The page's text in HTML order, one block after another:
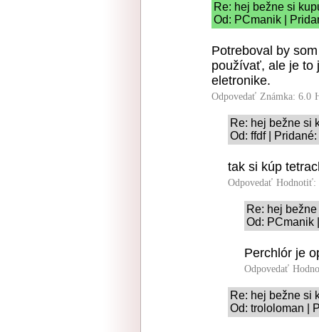
Re: hej bežne si
Od: PCmanik |
Potreboval by
používať, ale je to
eletronike.
Odpovedať Známka: 6.0
Re: hej bežne si
Od: ffdf |
tak si kúp
Odpovedať Hodnotiť:
Re: hej
Od: PCmanik
Perchlór je
Odpovedať
Re: hej bežne si
Od: trololoman |